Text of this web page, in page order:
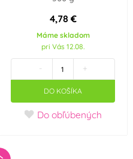
4,78 €
Máme skladom
pri Vás 12.08.
- +
DO KOŠÍKA
Do obľúbených